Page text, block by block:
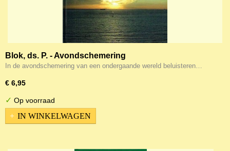
Blok, ds. P. - Avondschemering
In de avondschemering van een ondergaande wereld beluisteren…
€ 6,95
✓ Op voorraad
IN WINKELWAGEN